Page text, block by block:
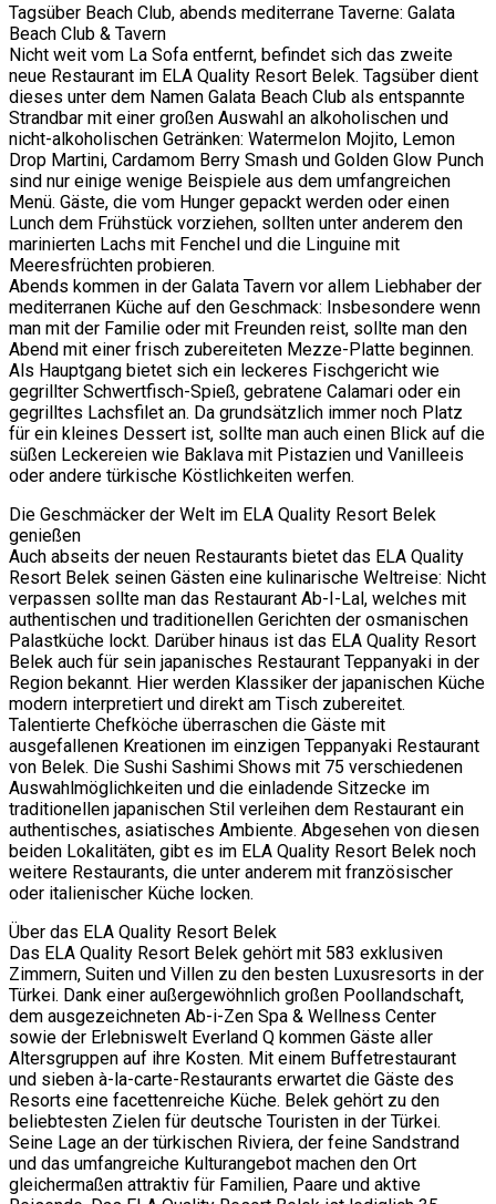
Tagsüber Beach Club, abends mediterrane Taverne: Galata
Beach Club & Tavern
Nicht weit vom La Sofa entfernt, befindet sich das zweite
neue Restaurant im ELA Quality Resort Belek. Tagsüber dient
dieses unter dem Namen Galata Beach Club als entspannte
Strandbar mit einer großen Auswahl an alkoholischen und
nicht-alkoholischen Getränken: Watermelon Mojito, Lemon
Drop Martini, Cardamom Berry Smash und Golden Glow Punch
sind nur einige wenige Beispiele aus dem umfangreichen
Menü. Gäste, die vom Hunger gepackt werden oder einen
Lunch dem Frühstück vorziehen, sollten unter anderem den
marinierten Lachs mit Fenchel und die Linguine mit
Meeresfrüchten probieren.
Abends kommen in der Galata Tavern vor allem Liebhaber der
mediterranen Küche auf den Geschmack: Insbesondere wenn
man mit der Familie oder mit Freunden reist, sollte man den
Abend mit einer frisch zubereiteten Mezze-Platte beginnen.
Als Hauptgang bietet sich ein leckeres Fischgericht wie
gegrillter Schwertfisch-Spieß, gebratene Calamari oder ein
gegrilltes Lachsfilet an. Da grundsätzlich immer noch Platz
für ein kleines Dessert ist, sollte man auch einen Blick auf die
süßen Leckereien wie Baklava mit Pistazien und Vanilleeis
oder andere türkische Köstlichkeiten werfen.
Die Geschmäcker der Welt im ELA Quality Resort Belek
genießen
Auch abseits der neuen Restaurants bietet das ELA Quality
Resort Belek seinen Gästen eine kulinarische Weltreise: Nicht
verpassen sollte man das Restaurant Ab-I-Lal, welches mit
authentischen und traditionellen Gerichten der osmanischen
Palastküche lockt. Darüber hinaus ist das ELA Quality Resort
Belek auch für sein japanisches Restaurant Teppanyaki in der
Region bekannt. Hier werden Klassiker der japanischen Küche
modern interpretiert und direkt am Tisch zubereitet.
Talentierte Chefköche überraschen die Gäste mit
ausgefallenen Kreationen im einzigen Teppanyaki Restaurant
von Belek. Die Sushi Sashimi Shows mit 75 verschiedenen
Auswahlmöglichkeiten und die einladende Sitzecke im
traditionellen japanischen Stil verleihen dem Restaurant ein
authentisches, asiatisches Ambiente. Abgesehen von diesen
beiden Lokalitäten, gibt es im ELA Quality Resort Belek noch
weitere Restaurants, die unter anderem mit französischer
oder italienischer Küche locken.
Über das ELA Quality Resort Belek
Das ELA Quality Resort Belek gehört mit 583 exklusiven
Zimmern, Suiten und Villen zu den besten Luxusresorts in der
Türkei. Dank einer außergewöhnlich großen Poollandschaft,
dem ausgezeichneten Ab-i-Zen Spa & Wellness Center
sowie der Erlebniswelt Everland Q kommen Gäste aller
Altersgruppen auf ihre Kosten. Mit einem Buffetrestaurant
und sieben à-la-carte-Restaurants erwartet die Gäste des
Resorts eine facettenreiche Küche. Belek gehört zu den
beliebtesten Zielen für deutsche Touristen in der Türkei.
Seine Lage an der türkischen Riviera, der feine Sandstrand
und das umfangreiche Kulturangebot machen den Ort
gleichermaßen attraktiv für Familien, Paare und aktive